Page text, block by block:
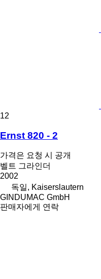
12
Ernst 820 - 2
가격은 요청 시 공개
벨트 그라인더
2002
독일, Kaiserslautern
GINDUMAC GmbH
판매자에게 연락